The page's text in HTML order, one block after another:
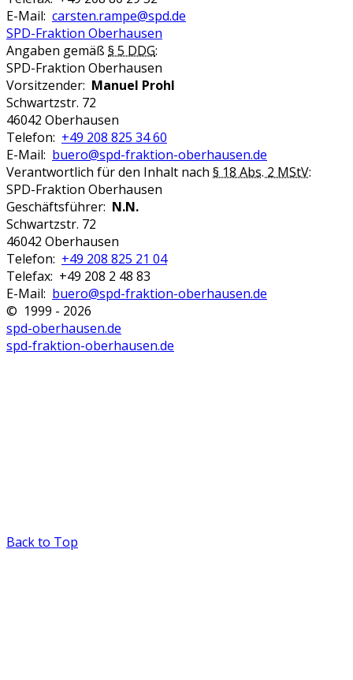
E-Mail: carsten.rampe@spd.de
SPD-Fraktion Oberhausen
Angaben gemäß § 5 DDG:
SPD-Fraktion Oberhausen
Vorsitzender: Manuel Prohl
Schwartzstr. 72
46042 Oberhausen
Telefon: +49 208 825 34 60
E-Mail: buero@spd-fraktion-oberhausen.de
Verantwortlich für den Inhalt nach § 18 Abs. 2 MStV:
SPD-Fraktion Oberhausen
Geschäftsführer: N.N.
Schwartzstr. 72
46042 Oberhausen
Telefon: +49 208 825 21 04
Telefax: +49 208 2 48 83
E-Mail: buero@spd-fraktion-oberhausen.de
© 1999 - 2026
spd-oberhausen.de
spd-fraktion-oberhausen.de
Back to Top